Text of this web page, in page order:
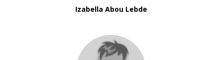
Izabella Abou Lebde